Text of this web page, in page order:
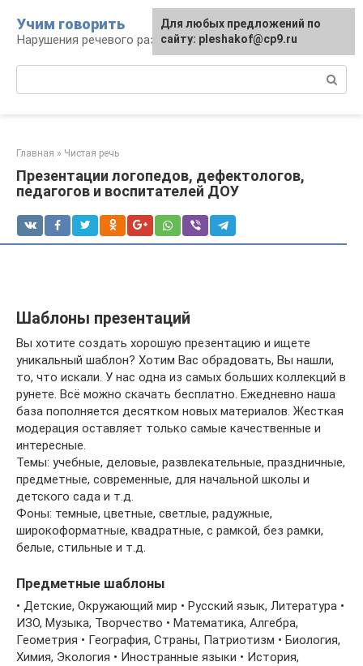
контенту
Учим говорить
Нарушения речевого развития
Главная » Чистая речь
Презентации логопедов, дефектологов,
педагогов и воспитателей ДОУ
Шаблоны презентаций
Вы хотите создать хорошую презентацию и ищете
уникальный шаблон? Хотим Вас обрадовать, Вы нашли,
то, что искали. У нас одна из самых больших коллекций в
рунете. Всё можно скачать бесплатно. Ежедневно наша
база пополняется десятком новых материалов. Жесткая
модерация оставляет только самые качественные и
интересные.
Темы: учебные, деловые, развлекательные, праздничные,
предметные, современные, для начальной школы и
детского сада и т.д.
Фоны: темные, цветные, светлые, радужные,
широкоформатные, квадратные, с рамкой, без рамки,
белые, стильные и т.д.
Предметные шаблоны
• Детские, Окружающий мир • Русский язык, Литература •
ИЗО, Музыка, Творчество • Математика, Алгебра,
Геометрия • География, Страны, Патриотизм • Биология,
Химия, Экология • Иностранные языки • История,
Для любых предложений по
сайту: pleshakof@cp9.ru